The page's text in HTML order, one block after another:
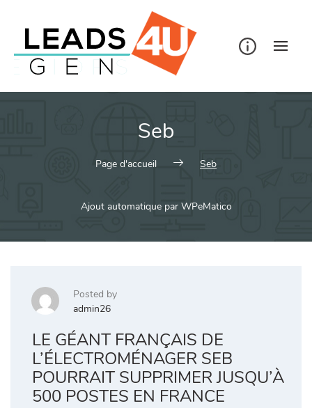
Seb
Page d'accueil Seb
Ajout automatique par WPeMatico
Posted by
admin26
LE GÉANT FRANÇAIS DE
L’ÉLECTROMÉNAGER SEB
POURRAIT SUPPRIMER JUSQU’À
500 POSTES EN FRANCE